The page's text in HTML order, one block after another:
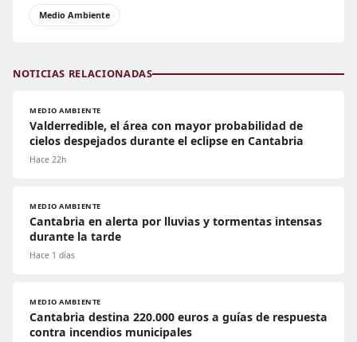
Medio Ambiente
NOTICIAS RELACIONADAS
MEDIO AMBIENTE
Valderredible, el área con mayor probabilidad de
cielos despejados durante el eclipse en Cantabria
Hace 22h
MEDIO AMBIENTE
Cantabria en alerta por lluvias y tormentas intensas
durante la tarde
Hace 1 días
MEDIO AMBIENTE
Cantabria destina 220.000 euros a guías de respuesta
contra incendios municipales